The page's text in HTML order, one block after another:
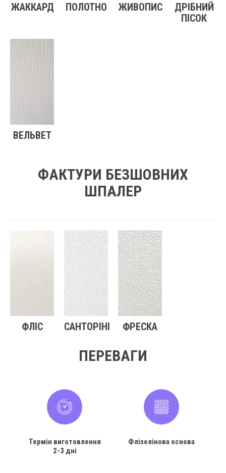
ЖАККАРД ПОЛОТНО ЖИВОПИС
ДРІБНИЙ
ПІСОК
ВЕЛЬВЕТ
ФАКТУРИ БЕЗШОВНИХ
ШПАЛЕР
ФЛІС САНТОРІНІ ФРЕСКА
ПЕРЕВАГИ
Термін виготовлення
2-3 дні
Флізелінова основа